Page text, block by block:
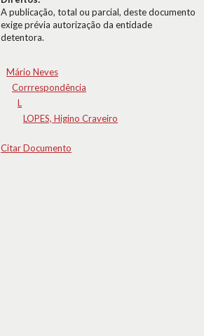
A publicação, total ou parcial, deste documento
exige prévia autorização da entidade
detentora.
Mário Neves
Corrrespondência
L
LOPES, Higino Craveiro
Citar Documento